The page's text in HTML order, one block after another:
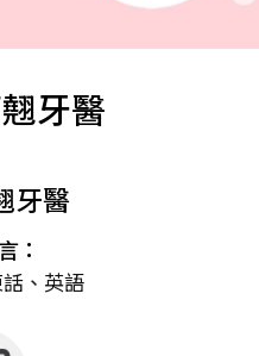
牙醫
牙醫
：
、英語